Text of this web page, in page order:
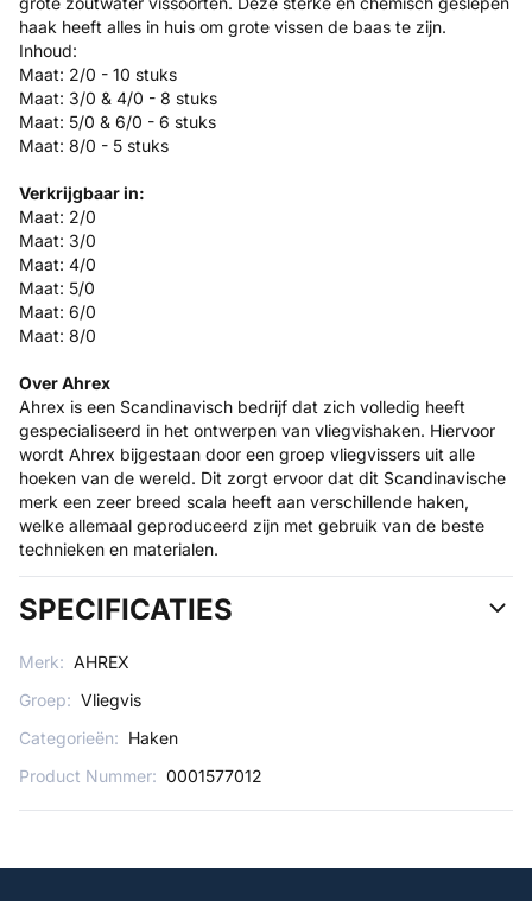
haak heeft alles in huis om grote vissen de baas te zijn.
Inhoud:
Maat: 2/0 - 10 stuks
Maat: 3/0 & 4/0 - 8 stuks
Maat: 5/0 & 6/0 - 6 stuks
Maat: 8/0 - 5 stuks
Verkrijgbaar in:
Maat: 2/0
Maat: 3/0
Maat: 4/0
Maat: 5/0
Maat: 6/0
Maat: 8/0
Over Ahrex
Ahrex is een Scandinavisch bedrijf dat zich volledig heeft
gespecialiseerd in het ontwerpen van vliegvishaken. Hiervoor
wordt Ahrex bijgestaan door een groep vliegvissers uit alle
hoeken van de wereld. Dit zorgt ervoor dat dit Scandinavische
merk een zeer breed scala heeft aan verschillende haken,
welke allemaal geproduceerd zijn met gebruik van de beste
technieken en materialen.
SPECIFICATIES
Merk: AHREX
Groep: Vliegvis
Categorieën: Haken
Product Nummer: 0001577012